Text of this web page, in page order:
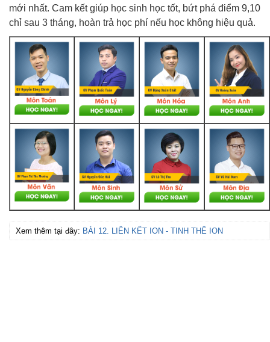
mới nhất. Cam kết giúp học sinh học tốt, bứt phá điểm 9,10
chỉ sau 3 tháng, hoàn trả học phí nếu học không hiệu quả.
Xem thêm tại đây: BÀI 12. LIÊN KẾT ION - TINH THỂ ION